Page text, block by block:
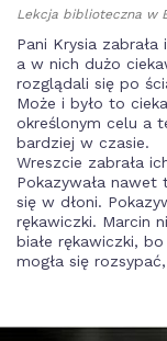
Lekcja biblioteczna w
Pani Krysia
a w nich dużo
rozglądali się po
Może i było to
określonym celu a
bardziej w czasie.
Wreszcie zabrała
Pokazywała nawet
się w dłoni.
rękawiczki. Marcin
białe rękawiczki,
mogła się